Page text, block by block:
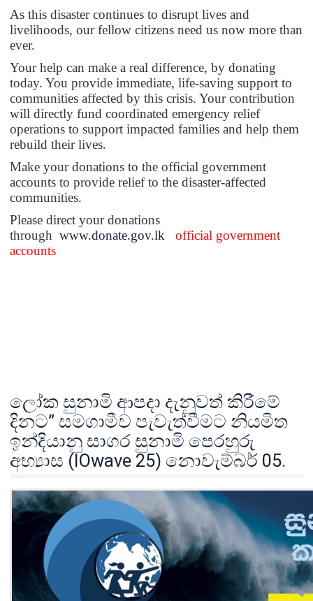
As this disaster continues to disrupt lives and
livelihoods, our fellow citizens need us now more than
ever.
Your help can make a real difference, by donating
today. You provide immediate, life-saving support to
communities affected by this crisis. Your contribution
will directly fund coordinated emergency relief
operations to support impacted families and help them
rebuild their lives.
Make your donations to the official government
accounts to provide relief to the disaster-affected
communities.
Please direct your donations
throughwww.donate.gov.lk
official government
accounts
ලෝක සුනාමි ආපදා දැනුවත් කිරීමේ
දිනට” සමගාමීව පැවැත්වීමට නියමිත
ඉන්දියානු සාගර සුනාමි පෙරහුරු
අභ්‍යාස (IOwave 25) නොවැම්බර් 05.